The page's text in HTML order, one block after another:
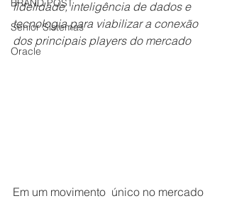
BRAND POST
Senior Sistemas
Oracle
fidelidade, inteligência de dados e
tecnologia para viabilizar a conexão
dos principais players do mercado
Em um movimento  único no mercado